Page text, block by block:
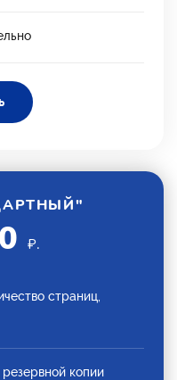
₽.
страниц,
копии